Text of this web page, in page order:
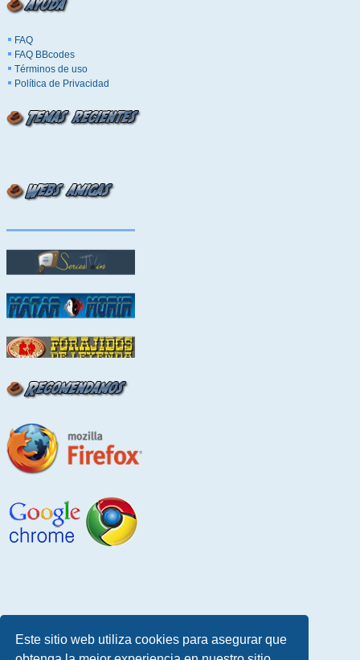
Este sitio web utiliza cookies para asegurar que
FAQ
FAQ BBcodes
Términos de uso
Política de Privacidad